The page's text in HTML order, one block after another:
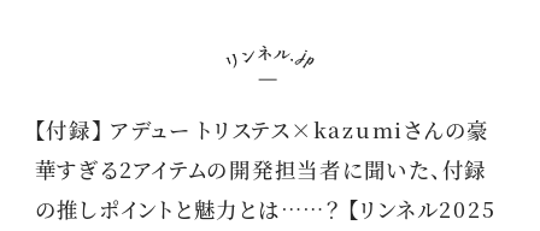
【付録】 アデュー トリステス×kazumiさんの豪
華すぎる2アイテムの開発担当者に聞いた、付録
の推しポイントと魅力とは……？ 【リンネル2025